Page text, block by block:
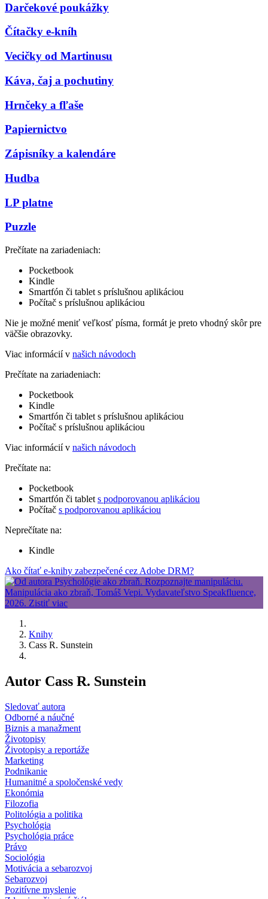
Darčekové poukážky
Čítačky e-kníh
Vecičky od Martinusu
Káva, čaj a pochutiny
Hrnčeky a fľaše
Papiernictvo
Zápisníky a kalendáre
Hudba
LP platne
Puzzle
Prečítate na zariadeniach:
Pocketbook
Kindle
Smartfón či tablet s príslušnou aplikáciou
Počítač s príslušnou aplikáciou
Nie je možné meniť veľkosť písma, formát je preto vhodný skôr pre
väčšie obrazovky.
Viac informácií v našich návodoch
Prečítate na zariadeniach:
Pocketbook
Kindle
Smartfón či tablet s príslušnou aplikáciou
Počítač s príslušnou aplikáciou
Viac informácií v našich návodoch
Prečítate na:
Pocketbook
Smartfón či tablet s podporovanou aplikáciou
Počítač s podporovanou aplikáciou
Neprečítate na:
Kindle
Ako čítať e-knihy zabezpečené cez Adobe DRM?
Knihy
Cass R. Sunstein
Autor Cass R. Sunstein
Sledovať autora
Odborné a náučné
Biznis a manažment
Životopisy
Životopisy a reportáže
Marketing
Podnikanie
Humanitné a spoločenské vedy
Ekonómia
Filozofia
Politológia a politika
Psychológia
Psychológia práce
Právo
Sociológia
Motivácia a sebarozvoj
Sebarozvoj
Pozitívne myslenie